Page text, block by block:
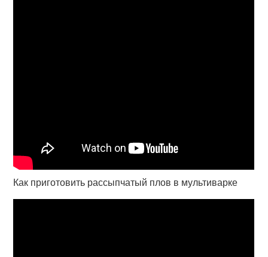
Как приготовить рассыпчатый плов в мультиварке